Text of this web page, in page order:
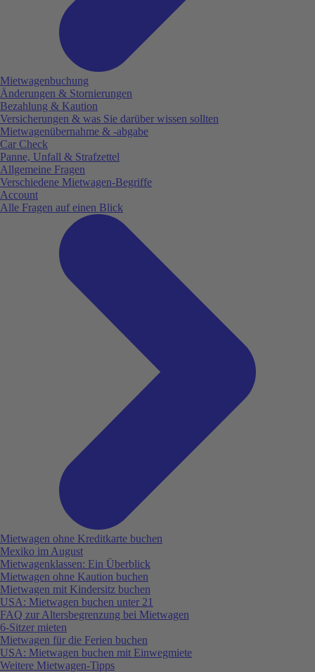
Mietwagenbuchung
Änderungen & Stornierungen
Bezahlung & Kaution
Versicherungen & was Sie darüber wissen sollten
Mietwagenübernahme & -abgabe
Car Check
Panne, Unfall & Strafzettel
Allgemeine Fragen
Verschiedene Mietwagen-Begriffe
Account
Alle Fragen auf einen Blick
Mietwagen ohne Kreditkarte buchen
Mexiko im August
Mietwagenklassen: Ein Überblick
Mietwagen ohne Kaution buchen
Mietwagen mit Kindersitz buchen
USA: Mietwagen buchen unter 21
FAQ zur Altersbegrenzung bei Mietwagen
6-Sitzer mieten
Mietwagen für die Ferien buchen
USA: Mietwagen buchen mit Einwegmiete
Weitere Mietwagen-Tipps